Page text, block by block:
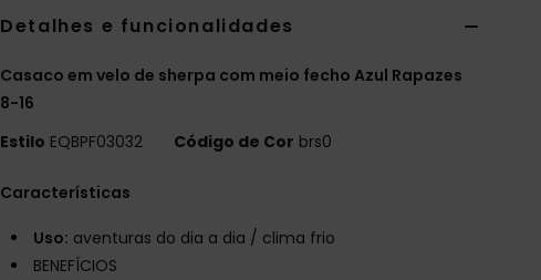
Detalhes e funcionalidades
Casaco em velo de sherpa com meio fecho Azul Rapazes
8-16
Estilo EQBPF03032 Código de Cor brs0
Características
Uso: aventuras do dia a dia / clima frio
BENEFÍCIOS